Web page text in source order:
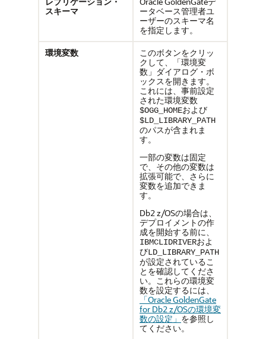
スキーマ
ータベース管理者ユ
ーザーのスキーマ名
を指定します。
環境変数
このボタンをクリッ
クして、「環境変
数」ダイアログ・ボ
ックスを開きます。
これには、事前設定
された環境変数
$OGG_HOMEおよび
$LD_LIBRARY_PATH
のパスが含まれま
す。
一部の変数は固定
で、その他の変数は
拡張可能で、さらに
変数を追加できま
す。
Db2 z/OSの場合は、
デプロイメントの作
成を開始する前に、
IBMCLIDRIVERおよ
びLD_LIBRARY_PATH
が設定されているこ
とを確認してくださ
い。これらの環境変
数を設定するには、
「Oracle GoldenGate
for Db2 z/OSの環境変
数の設定」 を参照し
てください。